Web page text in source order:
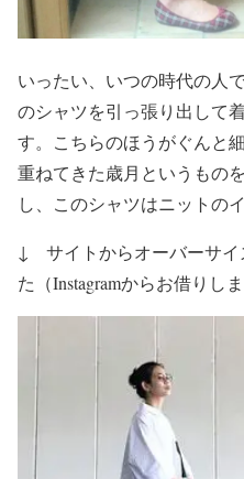
いったい、いつの時代の人
のシャツを引っ張り出して
す。こちらのほうがぐんと
重ねてきた歳月というもの
し、このシャツはニットの
↓ サイトからオーバーサイ
た（Instagramからお借りしま